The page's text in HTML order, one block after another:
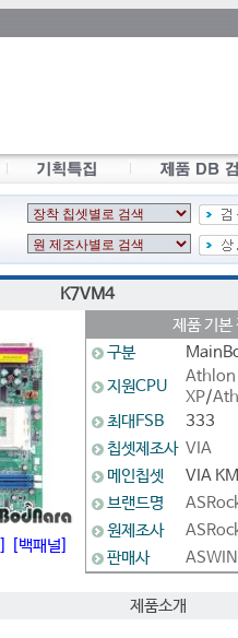
K7VM4
[백패널]
제품 기본
구분
지원CPU
Athlon
XP/
최대FSB
333
칩셋제조사 VIA
메인칩셋
VIA
브랜드명
원제조사
판매사
ASWIN
제품소개